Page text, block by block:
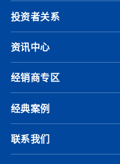
投资者关系
资讯中心
经销商专区
经典案例
联系我们